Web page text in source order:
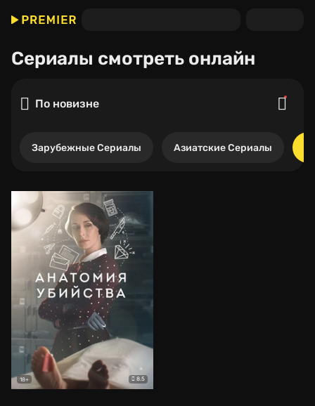
Сериалы смотреть онлайн
По новизне
Зарубежные Сериалы Азиатские Сериалы
18+ 8.5